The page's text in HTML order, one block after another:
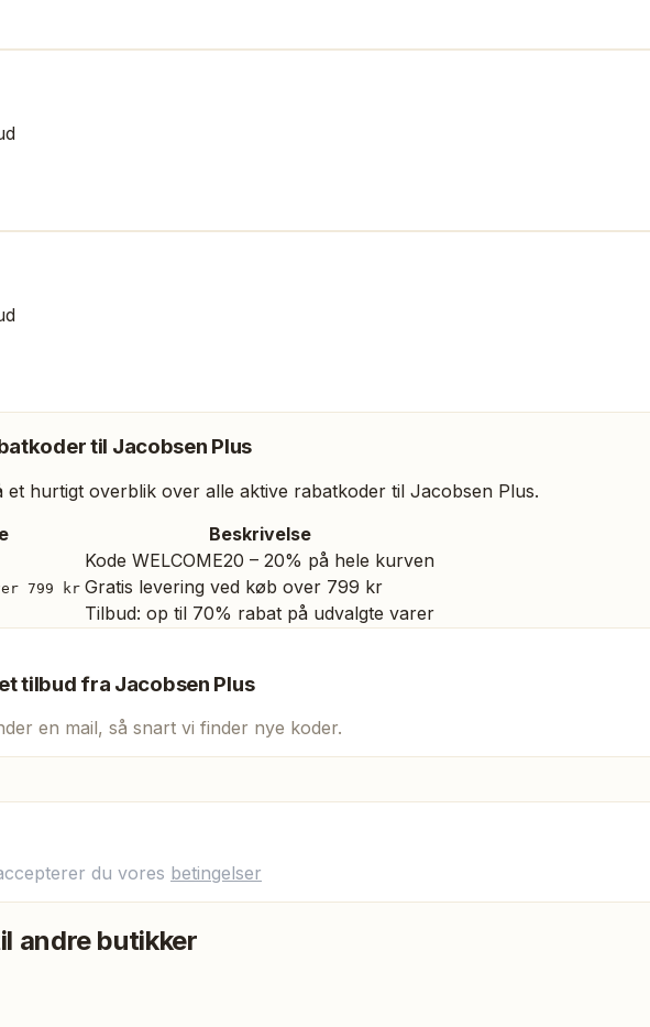
til Jacobsen Plus
et hurtigt overblik over alle aktive rabatkoder til Jacobsen Plus.
Beskrivelse
Kode WELCOME20 – 20% på hele kurven
799 kr Gratis levering ved køb over 799 kr
Tilbud: op til 70% rabat på udvalgte varer
tilbud fra Jacobsen Plus
en mail, så snart vi finder nye koder.
du vores betingelser
andre butikker